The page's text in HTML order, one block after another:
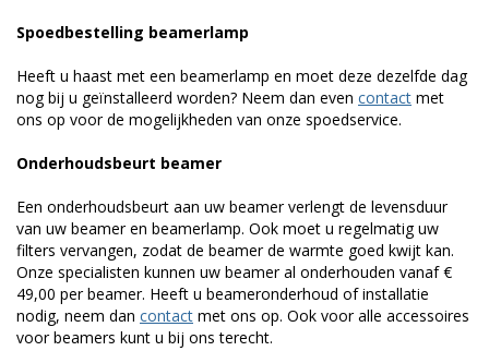
Spoedbestelling beamerlamp
Heeft u haast met een beamerlamp en moet deze dezelfde dag
nog bij u geïnstalleerd worden? Neem dan even contact met
ons op voor de mogelijkheden van onze spoedservice.
Onderhoudsbeurt beamer
Een onderhoudsbeurt aan uw beamer verlengt de levensduur
van uw beamer en beamerlamp. Ook moet u regelmatig uw
filters vervangen, zodat de beamer de warmte goed kwijt kan.
Onze specialisten kunnen uw beamer al onderhouden vanaf €
49,00 per beamer. Heeft u beameronderhoud of installatie
nodig, neem dan contact met ons op. Ook voor alle accessoires
voor beamers kunt u bij ons terecht.